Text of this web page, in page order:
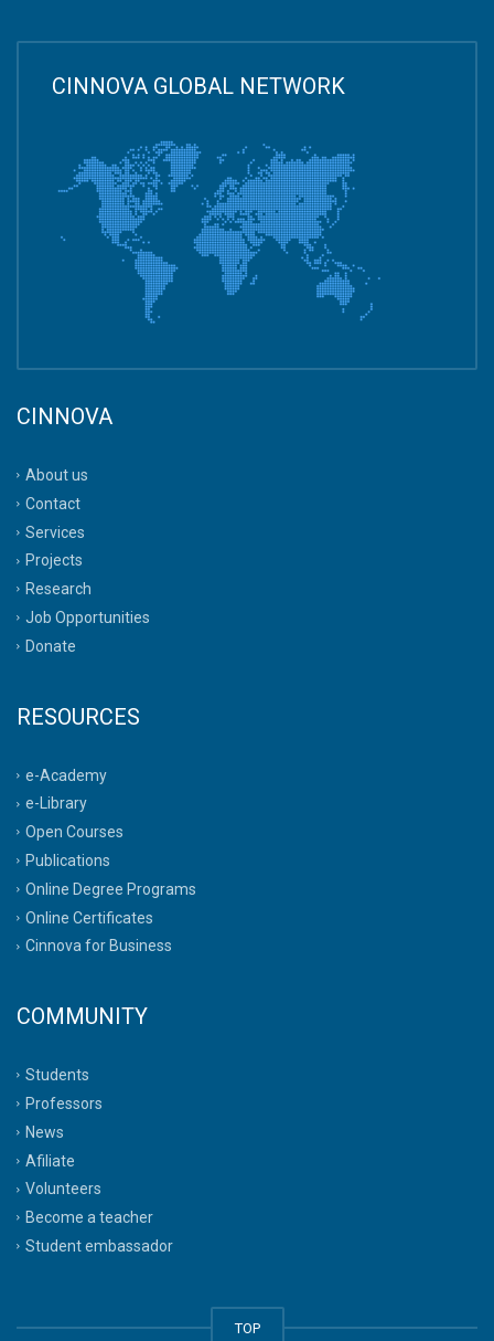
CINNOVA GLOBAL NETWORK
CINNOVA
About us
Contact
Services
Projects
Research
Job Opportunities
Donate
RESOURCES
e-Academy
e-Library
Open Courses
Publications
Online Degree Programs
Online Certificates
Cinnova for Business
COMMUNITY
Students
Professors
News
Afiliate
Volunteers
Become a teacher
Student embassador
TOP